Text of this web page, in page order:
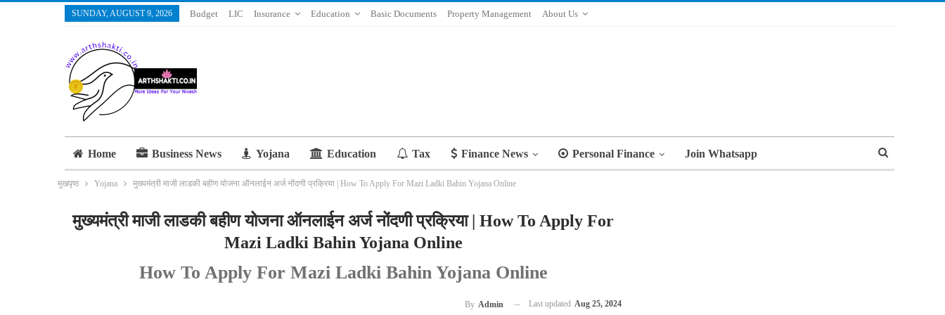
SUNDAY, AUGUST 9, 2026 Budget LIC Insurance Education Basic Documents Property Management About Us
Home Business News Yojana Education Tax Finance News Personal Finance Join Whatsapp
मुखपृष्ठ Yojana मुख्यमंत्री माजी लाडकी बहीण योजना ऑनलाईन अर्ज नोंदणी प्रक्रिया | How To Apply For Mazi Ladki Bahin Yojana Online
मुख्यमंत्री माजी लाडकी बहीण योजना ऑनलाईन अर्ज नोंदणी प्रक्रिया | How To Apply For
Mazi Ladki Bahin Yojana Online
How To Apply For Mazi Ladki Bahin Yojana Online
By Admin Last updated Aug 25, 2024